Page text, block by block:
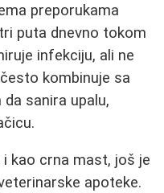
preporukama
puta dnevno tokom
infekciju, ali ne
kombinuje sa
sanira upalu,
kao crna mast, još je
apoteke.